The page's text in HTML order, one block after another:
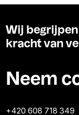
Wij begrijpen
kracht van
Neem
+420 608 718 349